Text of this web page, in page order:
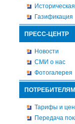
Газификация
ПРЕСС-ЦЕНТР
Новости
СМИ о нас
Фотогалерея
ПОТРЕБИТЕЛЯМ
Тарифы и
Передача